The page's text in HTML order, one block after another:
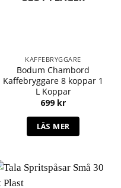
KAFFEBRYGGARE
Bodum Chambord
Kaffebryggare 8 koppar 1
L Koppar
699 kr
LÄS MER